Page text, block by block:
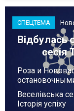
СПЕЦТЕМА
Відбулась
сесія
Роза и
Веселівська
Історія успіху